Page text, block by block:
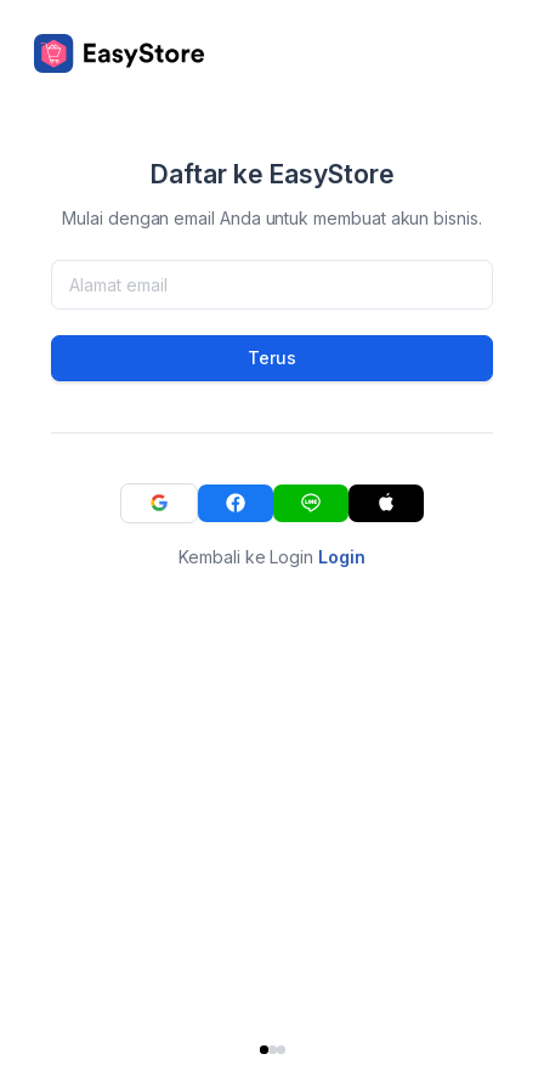
Daftar ke EasyStore
Mulai dengan email Anda untuk membuat akun bisnis.
Terus
Kembali ke Login Login